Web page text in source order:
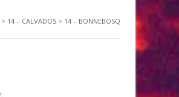
> 14 – CALVADOS > 14 – BONNEBOSQ